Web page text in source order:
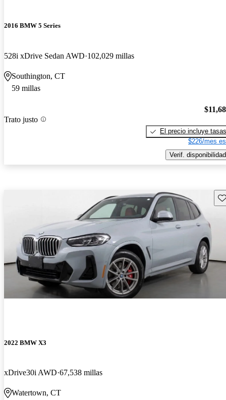
2016 BMW 5 Series
528i xDrive Sedan AWD 102,029 millas
Southington, CT
59 millas
Trato justo
El precio incluye tasas
$226/mes
Verif. disponibilidad
2022 BMW X3
xDrive30i AWD 67,538 millas
Watertown, CT